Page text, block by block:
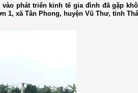
phát triển kinh tế gia đình đã gặp
1, xã Tân Phong, huyện Vũ Thư, tỉnh